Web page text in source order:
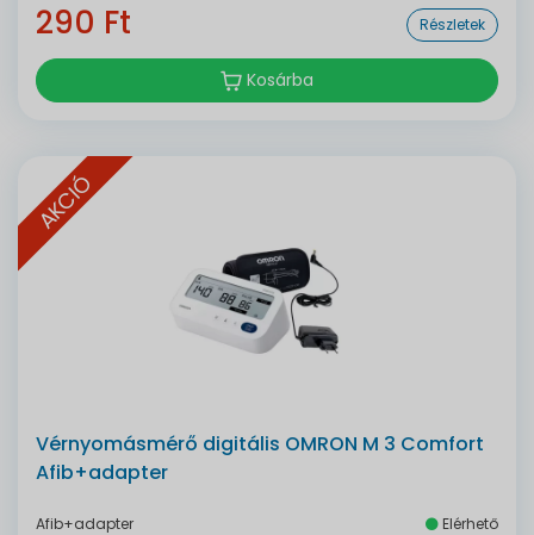
290 Ft Részletek
Kosárba
AKCIÓ
Vérnyomásmérő digitális OMRON M 3 Comfort
Afib+adapter
Afib+adapter Elérhető